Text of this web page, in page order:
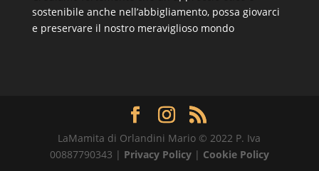
sostenibile anche nell’abbigliamento, possa giovarci
e preservare il nostro meraviglioso mondo
LaMamita di Orlandini Mario © 2022 P. Iva
00887790343 | Privacy Policy | Cookie Policy